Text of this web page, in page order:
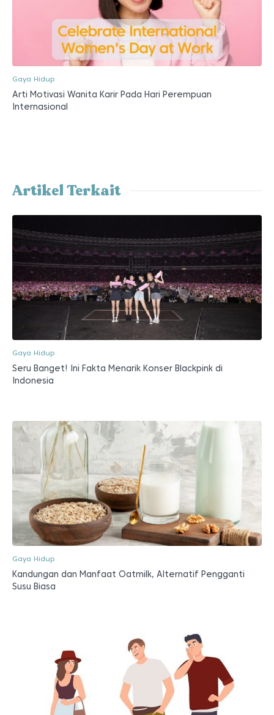
Gaya Hidup
Arti Motivasi Wanita Karir Pada Hari Perempuan
Internasional
Artikel Terkait
Gaya Hidup
Seru Banget! Ini Fakta Menarik Konser Blackpink di
Indonesia
Gaya Hidup
Kandungan dan Manfaat Oatmilk, Alternatif Pengganti
Susu Biasa